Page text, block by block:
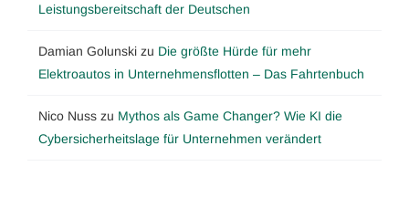
Leistungsbereitschaft der Deutschen
Damian Golunski zu Die größte Hürde für mehr
Elektroautos in Unternehmensflotten – Das Fahrtenbuch
Nico Nuss zu Mythos als Game Changer? Wie KI die
Cybersicherheitslage für Unternehmen verändert